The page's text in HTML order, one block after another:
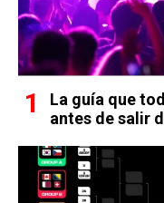
La guía que
antes de salir